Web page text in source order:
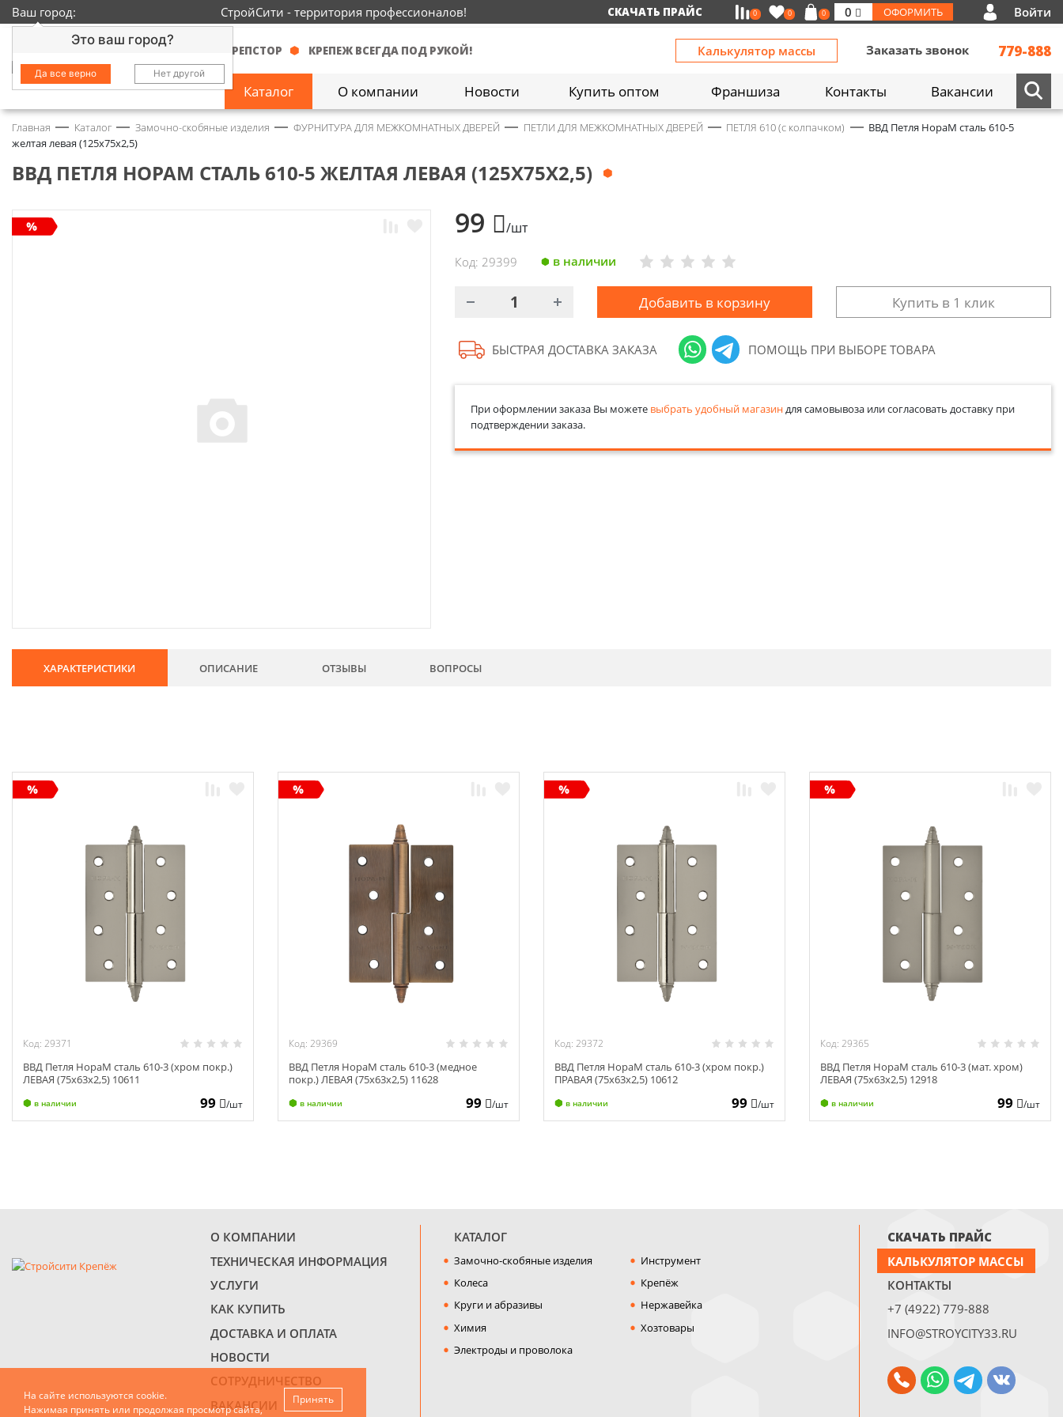
Ваш город:
Это ваш город?
Да все верно Нет другой
СтройСити - территория профессионалов! СКАЧАТЬ ПРАЙС 0 0 0 0 ОФОРМИТЬ Войти
КРЕПСТОР КРЕПЕЖ ВСЕГДА ПОД РУКОЙ! Калькулятор массы Заказать звонок 779-888
Каталог О компании Новости Купить оптом Франшиза Контакты Вакансии
Замочно-скобяные
изделия 1429
Инструмент 2363
Колеса
Главная Каталог Замочно-скобяные изделия ФУРНИТУРА ДЛЯ МЕЖКОМНАТНЫХ ДВЕРЕЙ ПЕТЛИ ДЛЯ МЕЖКОМНАТНЫХ ДВЕРЕЙ ПЕТЛЯ 610 (с колпачком)
ВВД Петля НораМ сталь 610-5
желтая левая (125х75х2,5)
ВВД ПЕТЛЯ НОРАМ СТАЛЬ 610-5 ЖЕЛТАЯ ЛЕВАЯ (125Х75Х2,5)
99 /шт
Код: 29399 в наличии
Добавить в корзину Купить в 1 клик
БЫСТРАЯ ДОСТАВКА ЗАКАЗА ПОМОЩЬ ПРИ ВЫБОРЕ ТОВАРА
При оформлении заказа Вы можете выбрать удобный магазиндля самовывоза или согласовать доставку при
подтверждении заказа.
ХАРАКТЕРИСТИКИ ОПИСАНИЕ ОТЗЫВЫ ВОПРОСЫ
Код: 29371
ВВД Петля НораМ сталь 610-3 (хром покр.)
ЛЕВАЯ (75х63х2,5) 10611
в наличии 99 /шт
Код: 29369
ВВД Петля НораМ сталь 610-3 (медное
покр.) ЛЕВАЯ (75х63х2,5) 11628
в наличии 99 /шт
Код: 29372
ВВД Петля НораМ сталь 610-3 (хром покр.)
ПРАВАЯ (75х63х2,5) 10612
в наличии 99 /шт
Код: 29365
ВВД Петля НораМ сталь 610-3 (мат. хром)
ЛЕВАЯ (75х63х2,5) 12918
в наличии 99 /шт
О КОМПАНИИ
ТЕХНИЧЕСКАЯ ИНФОРМАЦИЯ
УСЛУГИ
КАК КУПИТЬ
ДОСТАВКА И ОПЛАТА
НОВОСТИ
СОТРУДНИЧЕСТВО
ВАКАНСИИ
КАТАЛОГ
Замочно-скобяные изделия
Инструмент
Колеса
Крепёж
Круги и абразивы
Нержавейка
Химия
Хозтовары
Электроды и проволока
СКАЧАТЬ ПРАЙС
КАЛЬКУЛЯТОР МАССЫ
КОНТАКТЫ
+7 (4922) 779-888
INFO@STROYCITY33.RU
На сайте используются cookie.
Нажимая принять или продолжая просмотр сайта,
Принять